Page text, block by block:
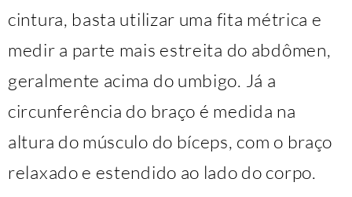
cintura, basta utilizar uma fita métrica e
medir a parte mais estreita do abdômen,
geralmente acima do umbigo. Já a
circunferência do braço é medida na
altura do músculo do bíceps, com o braço
relaxado e estendido ao lado do corpo.